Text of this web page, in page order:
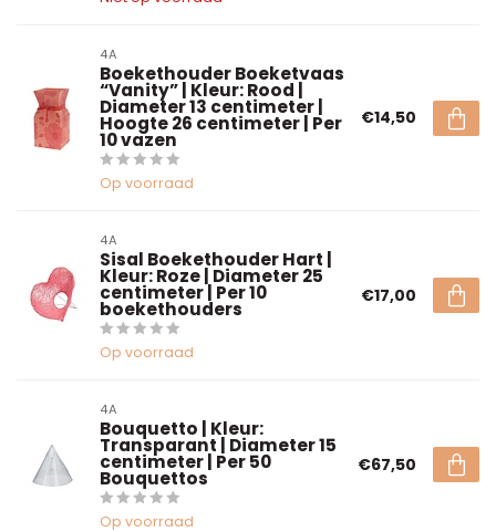
4A
Boekethouder Boeketvaas
“Vanity” | Kleur: Rood |
Diameter 13 centimeter |
Hoogte 26 centimeter | Per
10 vazen
Op voorraad
€14,50
4A
Sisal Boekethouder Hart |
Kleur: Roze | Diameter 25
centimeter | Per 10
boekethouders
Op voorraad
€17,00
4A
Bouquetto | Kleur:
Transparant | Diameter 15
centimeter | Per 50
Bouquettos
Op voorraad
€67,50